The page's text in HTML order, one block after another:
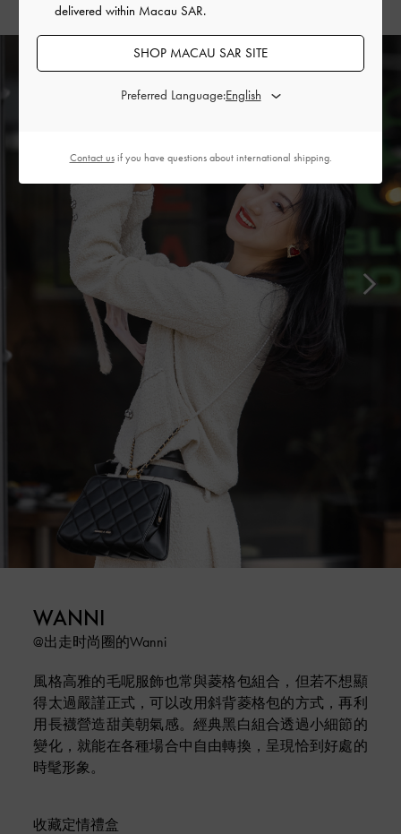
WANNI
@出走时尚圈的Wanni
風格高雅的毛呢服飾也常與菱格包組合，但若不想顯
得太過嚴謹正式，可以改用斜背菱格包的方式，再利
用長襪營造甜美朝氣感。經典黑白組合透過小細節的
變化，就能在各種場合中自由轉換，呈現恰到好處的
時髦形象。
收藏定情禮盒
delivered within Macau SAR.
SHOP MACAU SAR SITE
Preferred Language:
Contact usif you have questions about international shipping.